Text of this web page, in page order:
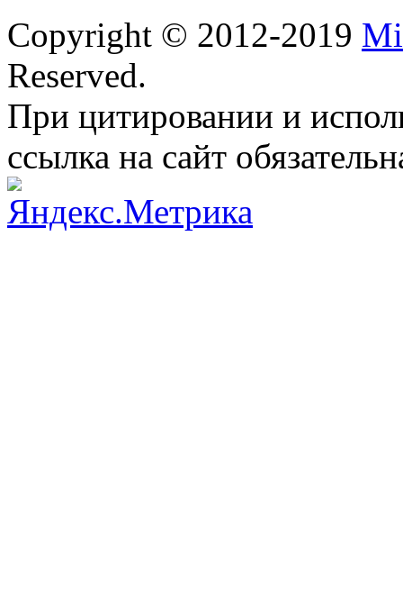
Copyright © 2012-2019
Reserved.
При цитировании и
ссылка на сайт